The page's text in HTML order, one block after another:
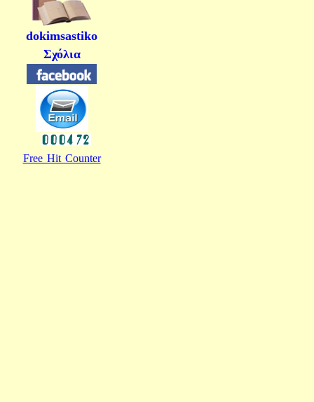
dokimsastiko
Σχόλια
Free Hit Counter